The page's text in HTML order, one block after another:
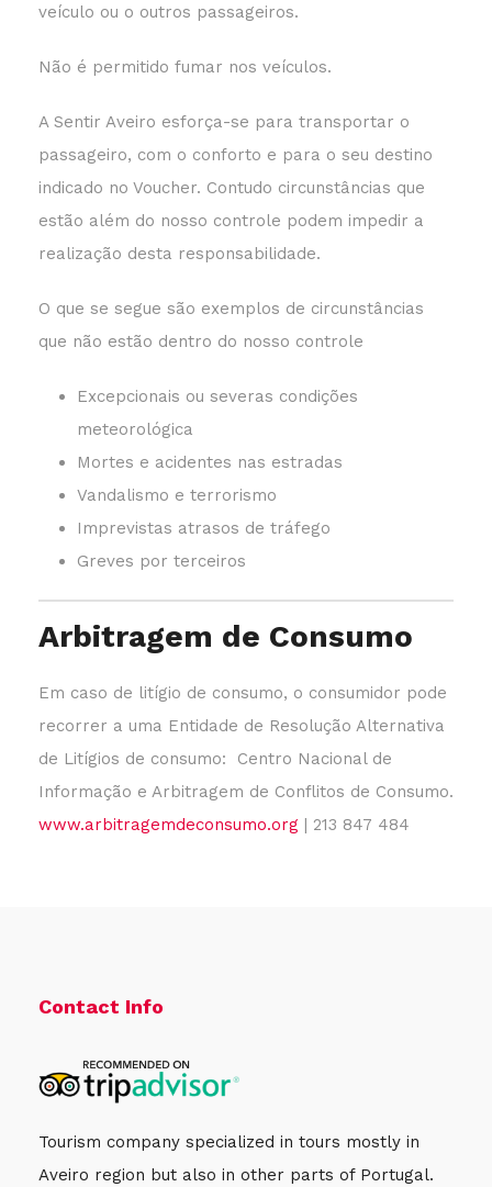
veículo ou o outros passageiros.
Não é permitido fumar nos veículos.
A Sentir Aveiro esforça-se para transportar o
passageiro, com o conforto e para o seu destino
indicado no Voucher. Contudo circunstâncias que
estão além do nosso controle podem impedir a
realização desta responsabilidade.
O que se segue são exemplos de circunstâncias
que não estão dentro do nosso controle
Excepcionais ou severas condições
meteorológica
Mortes e acidentes nas estradas
Vandalismo e terrorismo
Imprevistas atrasos de tráfego
Greves por terceiros
Arbitragem de Consumo
Em caso de litígio de consumo, o consumidor pode
recorrer a uma Entidade de Resolução Alternativa
de Litígios de consumo: Centro Nacional de
Informação e Arbitragem de Conflitos de Consumo.
www.arbitragemdeconsumo.org | 213 847 484
Contact Info
Tourism company specialized in tours mostly in
Aveiro region but also in other parts of Portugal.